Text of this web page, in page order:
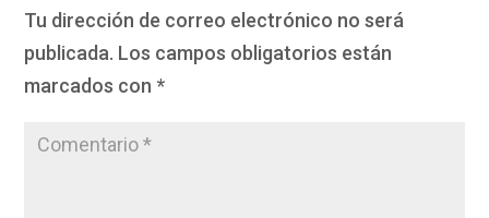
Tu dirección de correo electrónico no será
publicada. Los campos obligatorios están
marcados con *